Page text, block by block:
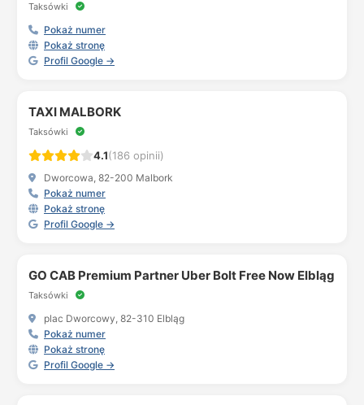
Taksówki
Pokaż numer
Pokaż stronę
Profil Google →
TAXI MALBORK
Taksówki
4.1(186 opinii)
Dworcowa, 82-200 Malbork
Pokaż numer
Pokaż stronę
Profil Google →
GO CAB Premium Partner Uber Bolt Free Now Elbląg
Taksówki
plac Dworcowy, 82-310 Elbląg
Pokaż numer
Pokaż stronę
Profil Google →